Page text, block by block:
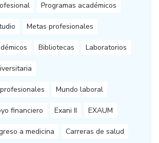
Programas académicos
Metas profesionales
Bibliotecas Laboratorios
Mundo laboral
financiero Exani II EXAUM
a medicina Carreras de salud